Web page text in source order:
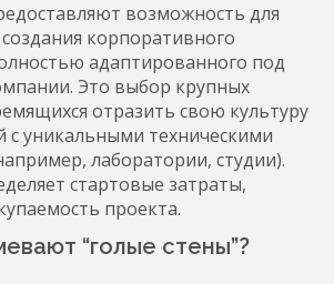
возможность для
корпоративного
адаптированного под
Это выбор крупных
отразить свою культуру
с уникальными техническими
лаборатории, студии).
стартовые затраты,
проекта.
“голые стены”?